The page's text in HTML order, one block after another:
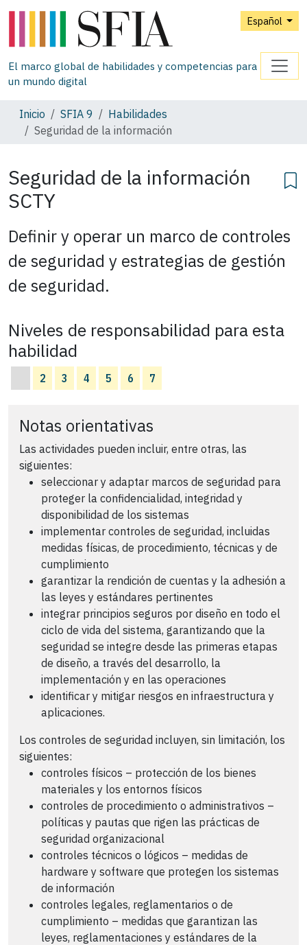
Español
El marco global de habilidades y competencias para
un mundo digital
Inicio SFIA 9
Habilidades
Seguridad de la información
Seguridad de la información
SCTY
Definir y operar un marco de controles
de seguridad y estrategias de gestión
de seguridad.
Niveles de responsabilidad para esta
habilidad
2 3 4 5 6 7
Notas orientativas
Las actividades pueden incluir, entre otras, las
siguientes:
seleccionar y adaptar marcos de seguridad para
proteger la confidencialidad, integridad y
disponibilidad de los sistemas
implementar controles de seguridad, incluidas
medidas físicas, de procedimiento, técnicas y de
cumplimiento
garantizar la rendición de cuentas y la adhesión a
las leyes y estándares pertinentes
integrar principios seguros por diseño en todo el
ciclo de vida del sistema, garantizando que la
seguridad se integre desde las primeras etapas
de diseño, a través del desarrollo, la
implementación y en las operaciones
identificar y mitigar riesgos en infraestructura y
aplicaciones.
Los controles de seguridad incluyen, sin limitación, los
siguientes:
controles físicos – protección de los bienes
materiales y los entornos físicos
controles de procedimiento o administrativos –
políticas y pautas que rigen las prácticas de
seguridad organizacional
controles técnicos o lógicos – medidas de
hardware y software que protegen los sistemas
de información
controles legales, reglamentarios o de
cumplimiento – medidas que garantizan las
leyes, reglamentaciones y estándares de la